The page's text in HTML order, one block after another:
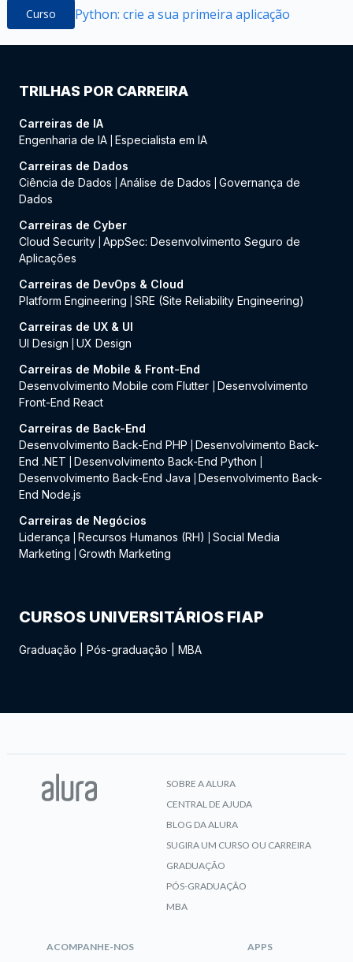
Curso Python: crie a sua primeira aplicação
TRILHAS POR CARREIRA
Carreiras de IA
Engenharia de IA Especialista em IA
Carreiras de Dados
Ciência de Dados
Análise de Dados
Governança de
Dados
Carreiras de Cyber
Cloud Security AppSec: Desenvolvimento Seguro de
Aplicações
Carreiras de DevOps & Cloud
Platform Engineering
SRE (Site Reliability Engineering)
Carreiras de UX & UI
UI Design
UX Design
Carreiras de Mobile & Front-End
Desenvolvimento Mobile com Flutter
Desenvolvimento
Front-End React
Carreiras de Back-End
Desenvolvimento Back-End PHP
Desenvolvimento Back-
End .NET
Desenvolvimento Back-End Python
Desenvolvimento Back-End Java
Desenvolvimento Back-
End Node.js
Carreiras de Negócios
Liderança
Recursos Humanos (RH)
Social Media
Marketing
Growth Marketing
CURSOS UNIVERSITÁRIOS FIAP
Graduação Pós-graduação MBA
SOBRE A ALURA
CENTRAL DE AJUDA
BLOG DA ALURA
SUGIRA UM CURSO OU CARREIRA
GRADUAÇÃO
PÓS-GRADUAÇÃO
MBA
ACOMPANHE-NOS APPS